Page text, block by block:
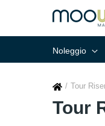
Noleggio
Tour
Tour